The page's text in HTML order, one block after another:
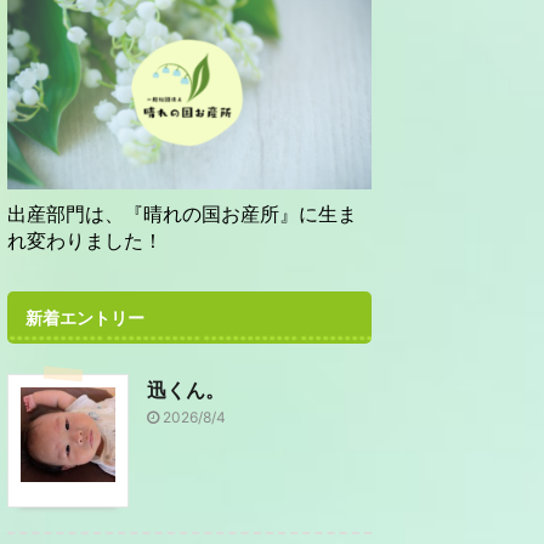
出産部門は、『晴れの国お産所』に生ま
れ変わりました！
新着エントリー
迅くん。
2026/8/4